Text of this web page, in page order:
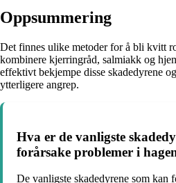
Oppsummering
Det finnes ulike metoder for å bli kvitt
kombinere kjerringråd, salmiakk og
effektivt bekjempe disse skadedyrene
ytterligere angrep.
Hva er de vanligste
forårsake problemer i
De vanligste skadedyrene som kan